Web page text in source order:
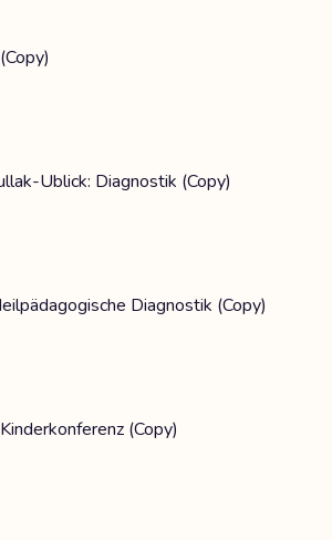
Ublick: Diagnostik (Copy)
Diagnostik (Copy)
(Copy)